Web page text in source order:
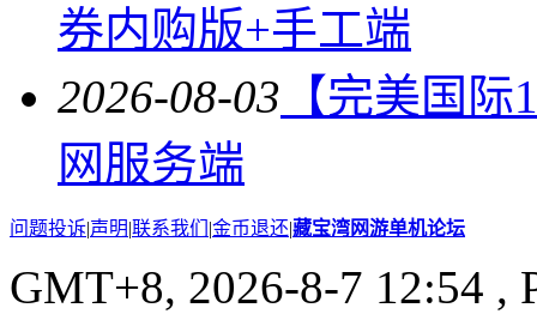
券内购版+手工端
2026-08-03 【完美国
网服务端
问题投诉|声明|联系我们 |金币退还|藏宝湾网游单机论坛
GMT+8, 2026-8-7 12:54 ,